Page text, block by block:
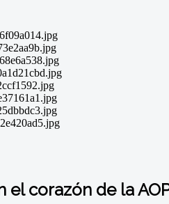
el corazón de la